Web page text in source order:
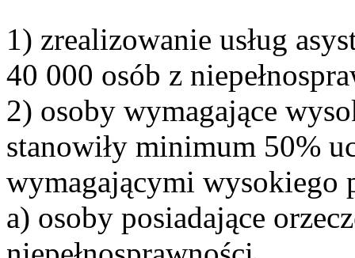
1) zrealizowanie usług
40 000 osób z
2) osoby wymagające
stanowiły minimum 50%
wymagającymi wysokiego
a) osoby posiadające